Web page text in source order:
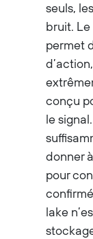
seuls,
bruit.
permet
conçu
le
donner
pour
lake